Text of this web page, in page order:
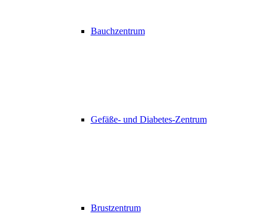
Bauchzentrum
Gefäße- und Diabetes-Zentrum
Brustzentrum